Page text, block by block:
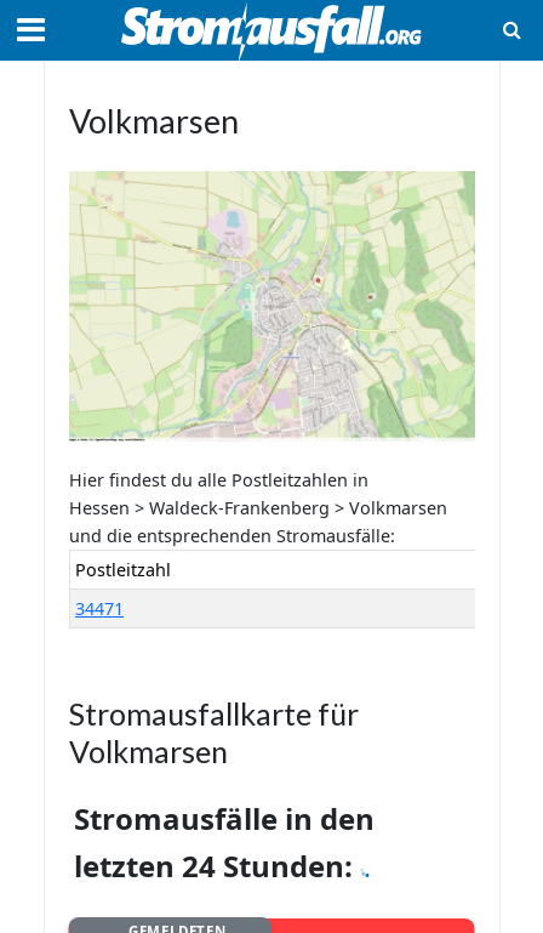
Volkmarsen
Hier findest du alle Postleitzahlen in
Hessen > Waldeck-Frankenberg > Volkmarsen
und die entsprechenden Stromausfälle:
Postleitzahl
34471
Stromausfallkarte für
Volkmarsen
Stromausfälle in den
letzten 24 Stunden: